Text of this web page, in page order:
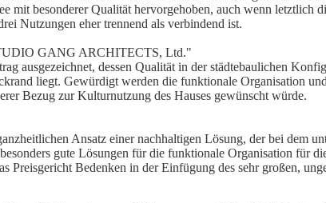
mit besonderer Qualität hervorgehoben, auch wenn letztlich
Nutzungen eher trennend als verbindend ist.
GANG ARCHITECTS, Ltd."
ausgezeichnet, dessen Qualität in der städtebaulichen
liegt. Gewürdigt werden die funktionale Organisation
Bezug zur Kulturnutzung des Hauses gewünscht würde.
Ansatz einer nachhaltigen Lösung, der bei dem
gute Lösungen für die funktionale Organisation für
Preisgericht Bedenken in der Einfügung des sehr großen,